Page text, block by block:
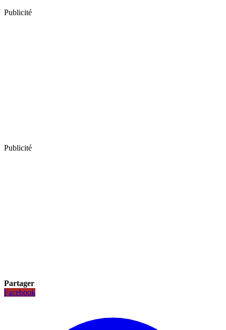
Publicité
Publicité
Partager
Facebook